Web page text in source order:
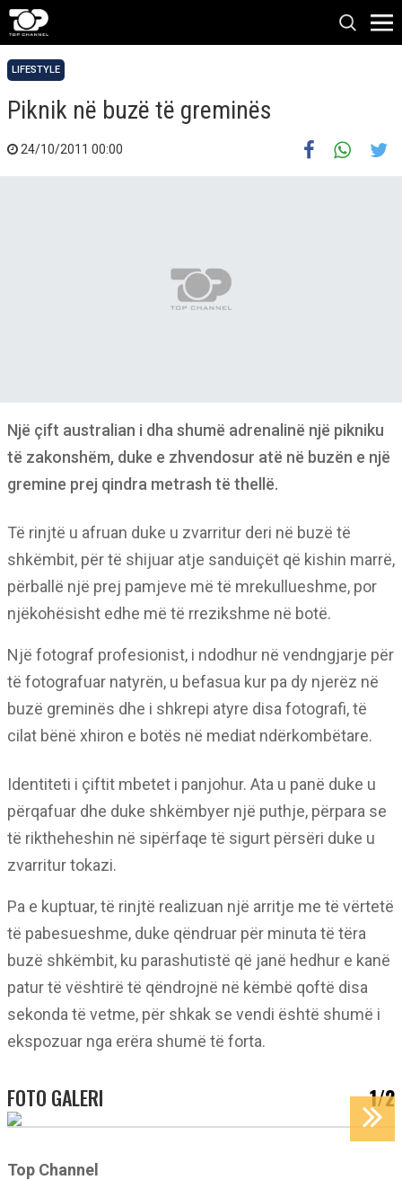
LIFESTYLE
Piknik në buzë të greminës
24/10/2011 00:00
Një çift australian i dha shumë adrenalinë një pikniku
të zakonshëm, duke e zhvendosur atë në buzën e një
gremine prej qindra metrash të thellë.
Të rinjtë u afruan duke u zvarritur deri në buzë të
shkëmbit, për të shijuar atje sanduiçët që kishin marrë,
përballë një prej pamjeve më të mrekullueshme, por
njëkohësisht edhe më të rrezikshme në botë.
Një fotograf profesionist, i ndodhur në vendngjarje për
të fotografuar natyrën, u befasua kur pa dy njerëz në
buzë greminës dhe i shkrepi atyre disa fotografi, të
cilat bënë xhiron e botës në mediat ndërkombëtare.
Identiteti i çiftit mbetet i panjohur. Ata u panë duke u
përqafuar dhe duke shkëmbyer një puthje, përpara se
të riktheheshin në sipërfaqe të sigurt përsëri duke u
zvarritur tokazi.
Pa e kuptuar, të rinjtë realizuan një arritje me të vërtetë
të pabesueshme, duke qëndruar për minuta të tëra
buzë shkëmbit, ku parashutistë që janë hedhur e kanë
patur të vështirë të qëndrojnë në këmbë qoftë disa
sekonda të vetme, për shkak se vendi është shumë i
ekspozuar nga erëra shumë të forta.
FOTO GALERI 1/2
Top Channel